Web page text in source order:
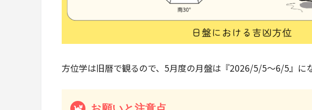
方位学は旧暦で観るので、5月度の月盤は『2026/5/5～6/5』にな